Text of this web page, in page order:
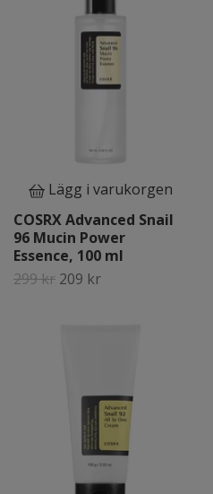
Lägg i varukorgen
COSRX Advanced Snail
96 Mucin Power
Essence, 100 ml
299 kr 209 kr